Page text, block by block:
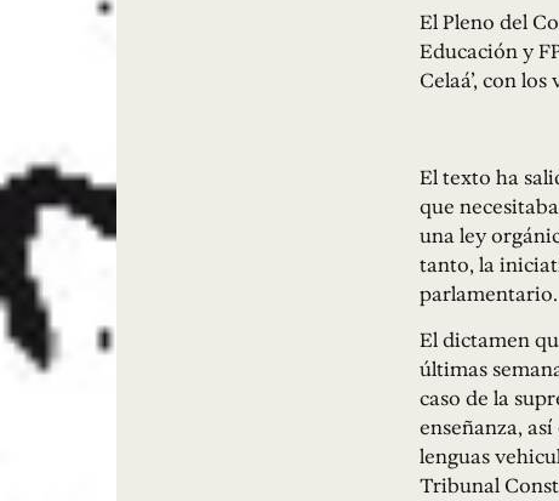
El Pleno del
Educación y
Celaá’, con
El texto ha
que
una ley
tanto, la
parlamentario.
El dictamen
últimas
caso de la
enseñanza,
lenguas
Tribunal